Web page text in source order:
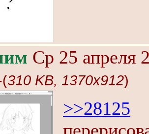
Ср 25 апреля
310 KB, 1370x912)
>>28125